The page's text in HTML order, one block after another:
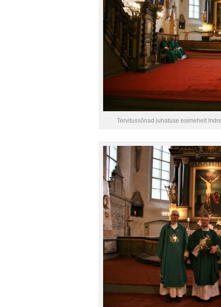
Tervitussõnad juhatuse esimehelt